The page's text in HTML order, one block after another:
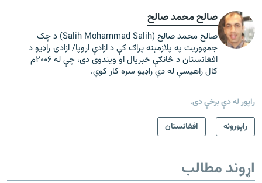
صالح محمد صالح
صالح محمد صالح (Salih Mohammad Salih) د چک
جمهوریت په پلازمېنه پراګ کې د ازادې اروپا/ ازادۍ راډیو د
افغانستان د څانګې خبریال او ویندوی دی، چې له ۲۰۰۶م
کال راهیسې له دې راډیو سره کار کوي.
راپور له دې برخې دی.
راپورونه
افغانستان
اړوند مطالب